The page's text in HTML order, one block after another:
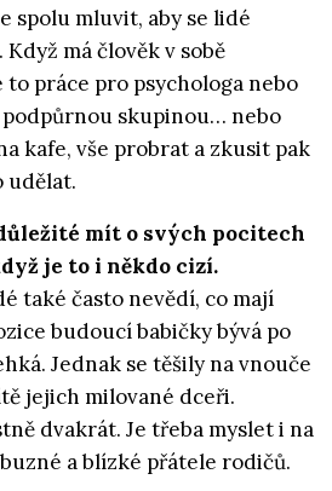
spolu mluvit, aby se lidé
má člověk v sobě
práce pro psychologa nebo
podpůrnou skupinou… nebo
kafe, vše probrat a zkusit pak
udělat.
mít o svých pocitech
je to i někdo cizí.
také často nevědí, co mají
budoucí babičky bývá po
Jednak se těšily na vnouče
jejich milované dceři.
dvakrát. Je třeba myslet i na
a blízké přátele rodičů.